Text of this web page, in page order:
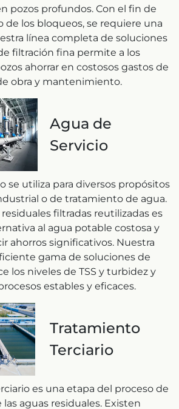
pozos profundos. Con el fin de
de los bloqueos, se requiere una
línea completa de soluciones
filtración fina permite a los
ahorrar en costosos gastos de
obra y mantenimiento.
Agua de
Servicio
se utiliza para diversos propósitos
o de tratamiento de agua.
filtradas reutilizadas es
al agua potable costosa y
ahorros significativos. Nuestra
gama de soluciones de
los niveles de TSS y turbidez y
estables y eficaces.
Tratamiento
Terciario
es una etapa del proceso de
las aguas residuales. Existen